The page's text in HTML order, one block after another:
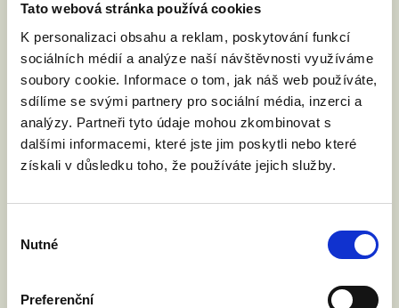
Tato webová stránka používá cookies
K personalizaci obsahu a reklam, poskytování funkcí
sociálních médií a analýze naší návštěvnosti využíváme
soubory cookie. Informace o tom, jak náš web používáte,
sdílíme se svými partnery pro sociální média, inzerci a
analýzy. Partneři tyto údaje mohou zkombinovat s
dalšími informacemi, které jste jim poskytli nebo které
získali v důsledku toho, že používáte jejich služby.
souhlasu
Nutné
Preferenční